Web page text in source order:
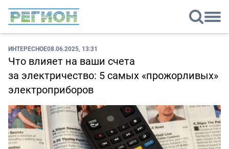
ИНТЕРЕСНОЕ08.06.2025, 13:31
Что влияет на ваши счета
за электричество: 5 самых «прожорливых»
электроприборов